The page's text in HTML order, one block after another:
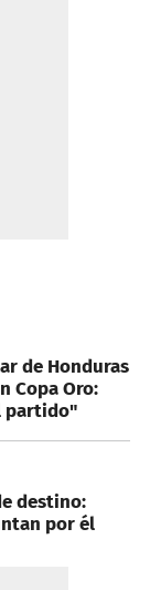
de Honduras
Copa Oro:
partido"
destino:
por él